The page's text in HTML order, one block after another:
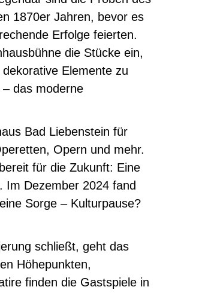
1870er Jahren, bevor es
Erfolge feierten.
die Stücke ein,
Elemente zu
das moderne
Bad Liebenstein für
Opern und mehr.
für die Zukunft: Eine
Im Dezember 2024 fand
Sorge – Kulturpause?
schließt, geht das
Höhepunkten,
finden die Gastspiele in